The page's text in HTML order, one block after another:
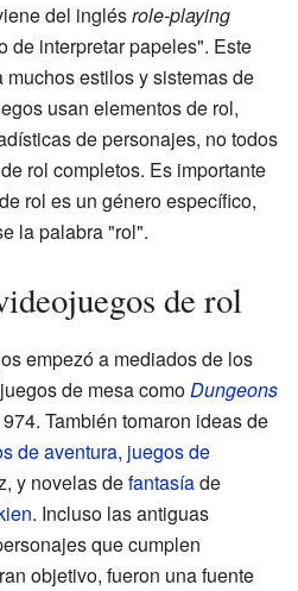
del inglésrole-playing
de interpretar papeles". Este
estilos y sistemas de
usan elementos de rol,
de personajes, no todos
rol completos. Es importante
rol es un género específico,
la palabra "rol".
de rol
empezó a mediados de los
de mesa comoDungeons
También tomaron ideas de
de aventura, juegos de
y novelas defantasíade
. Incluso las antiguas
que cumplen
objetivo, fueron una fuente